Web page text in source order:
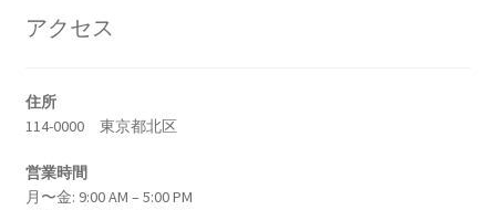
【アインシュタインと同じくドイツを逃れた実
アクセス
住所
114-0000 東京都北区
営業時間
月〜金: 9:00 AM – 5:00 PM